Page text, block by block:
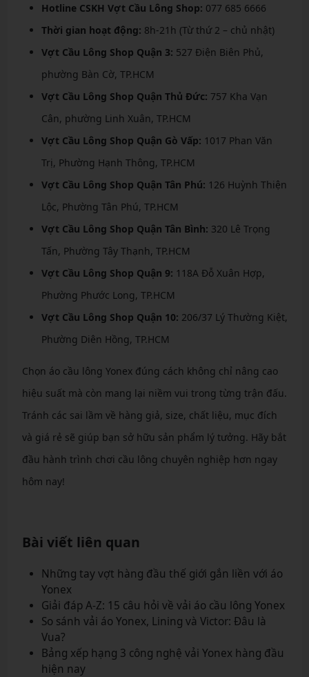
Hotline CSKH Vợt Cầu Lông Shop: 077 685 6666
Thời gian hoạt động: 8h-21h (Từ thứ 2 – chủ nhật)
Vợt Cầu Lông Shop Quận 3: 527 Điện Biên Phủ,
phường Bàn Cờ, TP.HCM
Vợt Cầu Lông Shop Quận Thủ Đức: 757 Kha Vạn
Cân, phường Linh Xuân, TP.HCM
Vợt Cầu Lông Shop Quận Gò Vấp: 1017 Phan Văn
Trị, Phường Hạnh Thông, TP.HCM
Vợt Cầu Lông Shop Quận Tân Phú: 126 Huỳnh Thiện
Lộc, Phường Tân Phú, TP.HCM
Vợt Cầu Lông Shop Quận Tân Bình: 320 Lê Trọng
Tấn, Phường Tây Thạnh, TP.HCM
Vợt Cầu Lông Shop Quận 9: 118A Đỗ Xuân Hợp,
Phường Phước Long, TP.HCM
Vợt Cầu Lông Shop Quận 10: 206/37 Lý Thường Kiệt,
Phường Diên Hồng, TP.HCM
Chọn áo cầu lông Yonex đúng cách không chỉ nâng cao
hiệu suất mà còn mang lại niềm vui trong từng trận đấu.
Tránh các sai lầm về hàng giả, size, chất liệu, mục đích
và giá rẻ sẽ giúp bạn sở hữu sản phẩm lý tưởng. Hãy bắt
đầu hành trình chơi cầu lông chuyên nghiệp hơn ngay
hôm nay!
Bài viết liên quan
Những tay vợt hàng đầu thế giới gắn liền với áo
Yonex
Giải đáp A-Z: 15 câu hỏi về vải áo cầu lông Yonex
So sánh vải áo Yonex, Lining và Victor: Đâu là
Vua?
Bảng xếp hạng 3 công nghệ vải Yonex hàng đầu
hiện nay